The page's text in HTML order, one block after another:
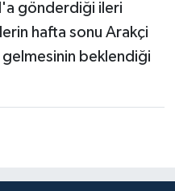
gönderdiği ileri
hafta sonu Arakçi
beklendiği